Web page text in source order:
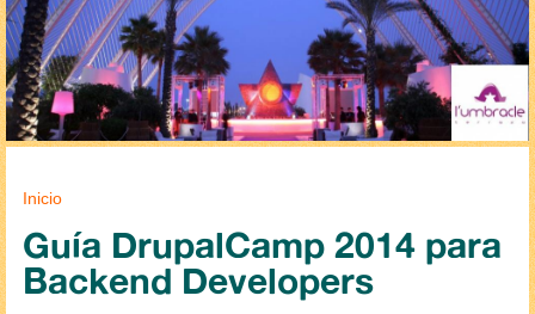
Se encuentra usted aquí
Inicio
Guía DrupalCamp 2014 para
Backend Developers